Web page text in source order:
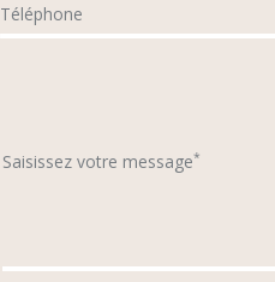
Téléphone
Saisissez votre message*